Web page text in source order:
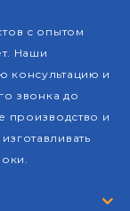
с опытом
Наши
консультацию и
звонка до
производство и